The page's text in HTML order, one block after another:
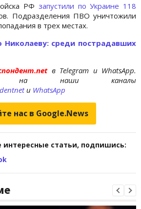
РФ запустили по Украине 118
Подразделения ПВО уничтожили
в трех местах.
Николаеву: среди пострадавших
в Telegram и WhatsApp.
на наши каналы
и WhatsApp
нас в Google.News
интересные статьи, подпишись: